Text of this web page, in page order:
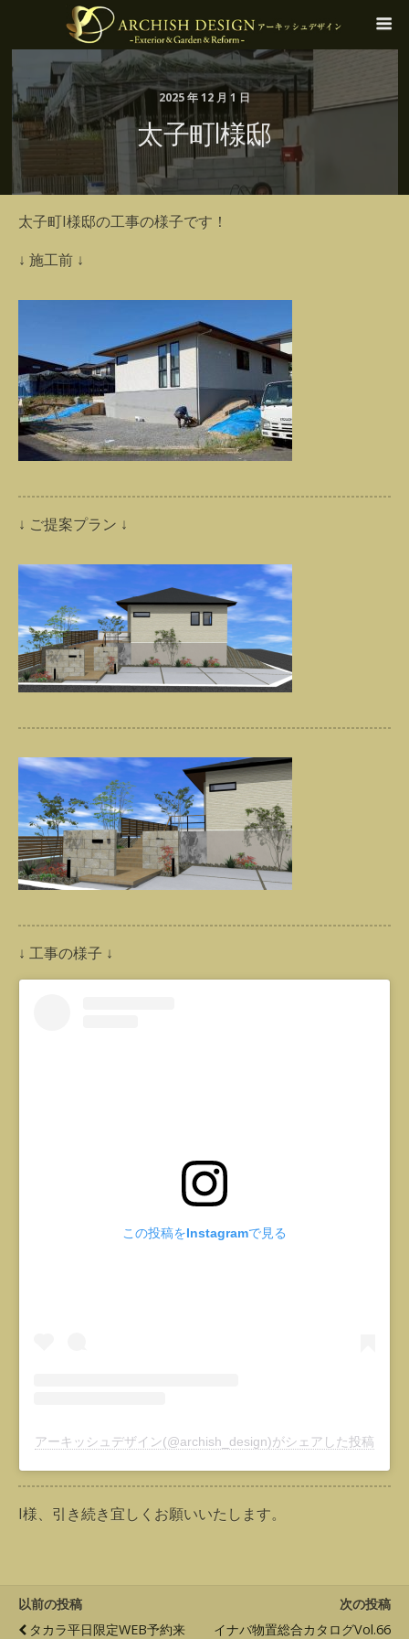
2025 年 12 月 1 日
太子町I様邸
太子町I様邸の工事の様子です！
↓ 施工前 ↓
↓ ご提案プラン ↓
↓ 工事の様子 ↓
この投稿をInstagramで見る
アーキッシュデザイン(@archish_design)がシェアした投稿
I様、引き続き宜しくお願いいたします。
以前の投稿
タカラ平日限定WEB予約来
次の投稿
イナバ物置総合カタログVol.66